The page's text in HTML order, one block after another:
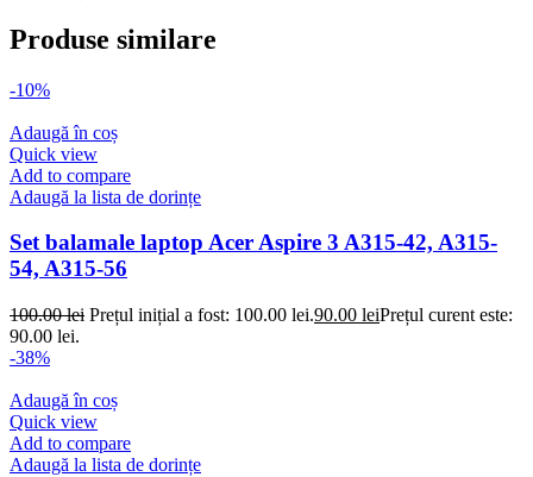
Produse similare
-10%
Adaugă în coș
Quick view
Add to compare
Adaugă la lista de dorințe
Set balamale laptop Acer Aspire 3 A315-42, A315-
54, A315-56
100.00lei Prețul inițial a fost: 100.00 lei.90.00 leiPrețul curent este:
90.00 lei.
-38%
Adaugă în coș
Quick view
Add to compare
Adaugă la lista de dorințe